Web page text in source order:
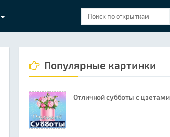
Популярные картинки
Отличной субботы с цветами